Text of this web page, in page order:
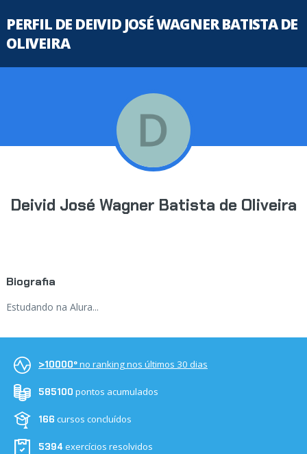
PERFIL DE DEIVID JOSÉ WAGNER BATISTA DE
OLIVEIRA
Deivid José Wagner Batista de Oliveira
Biografia
Estudando na Alura...
>10000ºno ranking nos últimos 30 dias
585100 pontos acumulados
166 cursos concluídos
5394exercícios resolvidos